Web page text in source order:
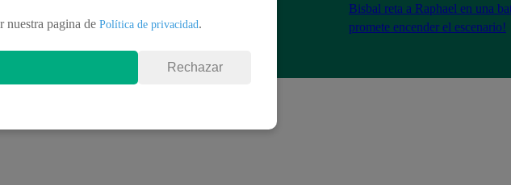
defiende su silla de consagrado!
Bisbal reta a Raphael en una
promete encender el escenario!
nuestra pagina de Política de privacidad.
Rechazar